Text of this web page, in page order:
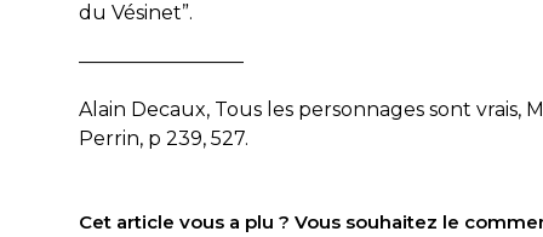
du Vésinet”.
————————–
Alain Decaux, Tous les personnages sont vrais,
Perrin, p 239, 527.
Cet article vous a plu ? Vous souhaitez le